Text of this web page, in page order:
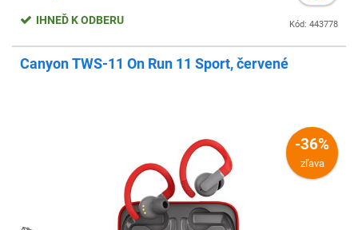
Kód: 443778
IHNEĎ K ODBERU
Canyon TWS-11 On Run 11 Sport, červené
-36%
zľava